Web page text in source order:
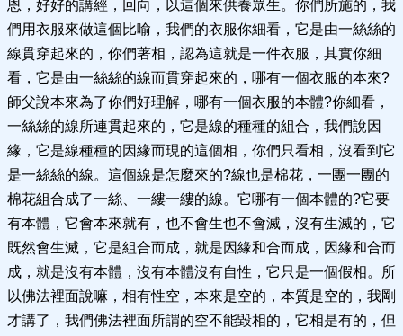
恩，好好的講經，回向，以這個來供養眾生。你們所施的，我
們用衣服來做這個比喻，我們的衣服你細看，它是由一絲絲的
線貫穿起來的，你們著相，認為這就是一件衣服，其實你細
看，它是由一絲絲的線而貫穿起來的，哪有一個衣服的本來?
師父說本來為了你們好理解，哪有一個衣服的本體?你細看，
一絲絲的線所連貫起來的，它是線的種種的組合，我們說因
緣，它是線種種的因緣而現的這個相，你們只看相，沒看到它
是一絲絲的線。這個線是怎麼來的?線也是棉花，一團一團的
棉花組合成了一絲、一縷一縷的線。它哪有一個本體的?它要
有本體，它會本來就有，也不會生也不會滅，沒有生滅的，它
既然會生滅，它是組合而成，就是因緣和合而成，因緣和合而
成，就是沒有本體，沒有本體沒有自性，它只是一個假相。所
以佛法裡面說嘛，相有性空，本來是空的，本質是空的，我剛
才講了，我們佛法裡面所謂的空不能毀相的，它相是有的，但